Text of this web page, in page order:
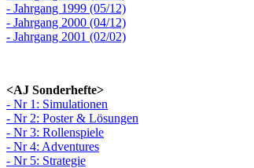
- Jahrgang 1999 (05/12)
- Jahrgang 2000 (04/12)
- Jahrgang 2001 (02/02)
<AJ Sonderhefte>
- Nr 1: Simulationen
- Nr 2: Poster & Lösungen
- Nr 3: Rollenspiele
- Nr 4: Adventures
- Nr 5: Strategie